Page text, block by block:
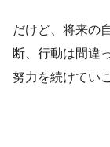
だけど、将来の
断、行動は間違
努力を続けてい